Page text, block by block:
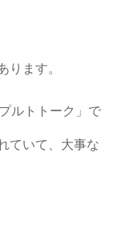
ります。
ルトトーク」 で
ていて、大事な